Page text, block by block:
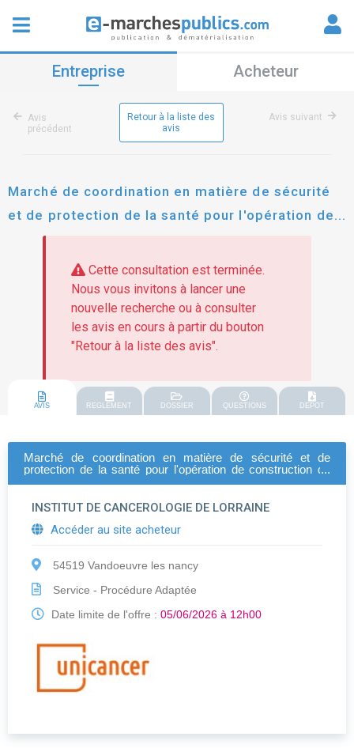
Entreprise Acheteur
Avis
précédent
Retour à la liste des
avis
Avis suivant
Marché de coordination en matière de sécurité
et de protection de la santé pour l'opération de
construction du bâtiment médico-chirurgical
ambulatoire (bmca)Cette consultation est terminée.
Nous vous invitons à lancer une
nouvelle recherche ou à consulter
les avis en cours à partir du bouton
"Retour à la liste des avis".
AVIS REGLEMENT DOSSIER QUESTIONS DEPOT
Marché de coordination en matière de sécurité et de
protection de la santé pour l'opération de construction du
INSTITUT DE CANCEROLOGIE DE LORRAINE
Accéder au site acheteur
54519 Vandoeuvre les nancy
Service - Procédure Adaptée
Date limite de l'offre : 05/06/2026 à 12h00